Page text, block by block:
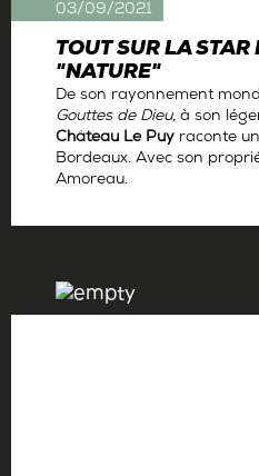
TOUT SUR LA
"NATURE"
De son rayonnement
Gouttes de Dieu, à son
Château Le Puy raconte
Bordeaux. Avec son
Amoreau.
03/09/2021